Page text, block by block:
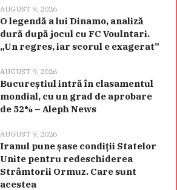
AUGUST 9, 2026
O legendă a lui Dinamo, analiză
dură după jocul cu FC Voulntari.
„Un regres, iar scorul e exagerat”
AUGUST 9, 2026
Bucureștiul intră în clasamentul
mondial, cu un grad de aprobare
de 52% – Aleph News
AUGUST 9, 2026
Iranul pune șase condiții Statelor
Unite pentru redeschiderea
Strâmtorii Ormuz. Care sunt
acestea